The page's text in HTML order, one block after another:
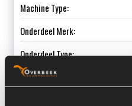
Machine Type:
Onderdeel Merk:
Onderdeel Type:
Onderdeel nummer: